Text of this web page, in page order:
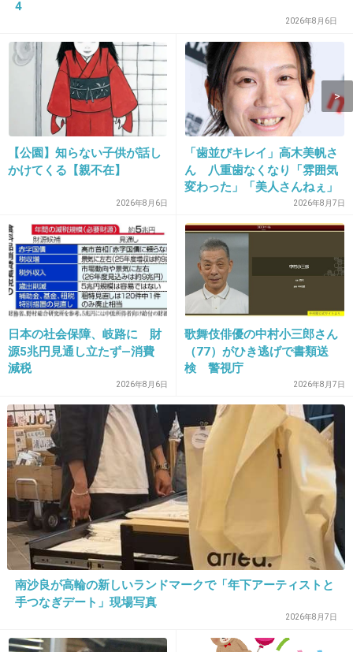
正直紗理奈ほどシングルマザーが似合う人って
+331
16. 匿名2013/12/04(水) 14:01:21
バラエティーで離婚するとか意味不明すぎる
+142
17. 匿名
いけどね(笑)
+62 -6
18. 匿名2013/12/04(水) 14:01:56
離婚すると西川史子に叩かれるよw
+15 -15
4
2026年8月6日
【公園】知らない子供が話し
かけてくる【親不在】
2026年8月6日
「歯並びキレイ」高木美帆さ
ん 八重歯なくなり「雰囲気
変わった」「美人さんねぇ」
「歯列矯正してるんや」2026年8月7日
日本の社会保障、岐路に 財
源5兆円見通し立たず―消費
減税
2026年8月6日
歌舞伎俳優の中村小三郎さん
（77）がひき逃げで書類送
検 警視庁
2026年8月7日
南沙良が高輪の新しいランドマークで「年下アーティストと
手つなぎデート」現場写真
2026年8月7日